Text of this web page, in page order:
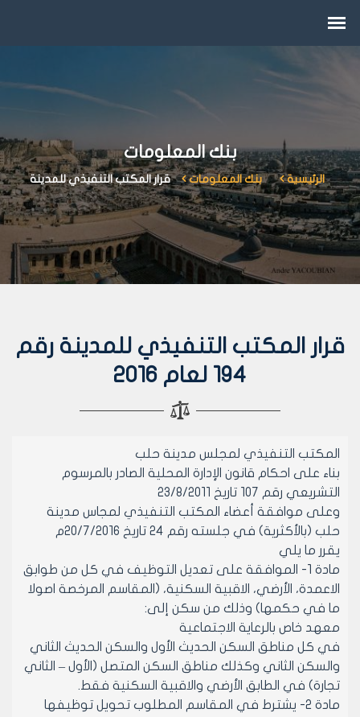
بنك المعلومات
الرئيسية بنك المعلومات قرار المكتب التنفيذي للمدينة
قرار المكتب التنفيذي للمدينة رقم
194 لعام 2016
المكتب التنفيذي لمجلس مدينة حلب
بناء على احكام قانون الإدارة المحلية الصادر بالمرسوم
التشريعي رقم 107 تاريخ 23/8/2011
وعلى موافقة أعضاء المكتب التنفيذي لمجاس مدينة
حلب (بالأكثرية) في جلسته رقم 24 تاريخ 20/7/2016م
يقرر ما يلي
مادة 1- الموافقة على تعديل التوظيف في كل من طوابق
الاعمدة، الأرضي، الاقبية السكنية، (المقاسم المرخصة اصولا
ما في حكمها) وذلك من سكن إلى:
معهد خاص بالرعاية الاجتماعية
في كل مناطق السكن الحديث الأول والسكن الحديث الثاني
والسكن الثاني وكذلك مناطق السكن المتصل (الأول – الثاني
تجارة) في الطابق الأرضي والاقبية السكنية فقط.
مادة 2- يشترط في المقاسم المطلوب تحويل توظيفها